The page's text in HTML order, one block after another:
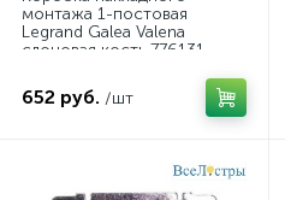
монтажа 1-постовая
Legrand Galea Valena
слоновая кость 776131
652 руб. /шт